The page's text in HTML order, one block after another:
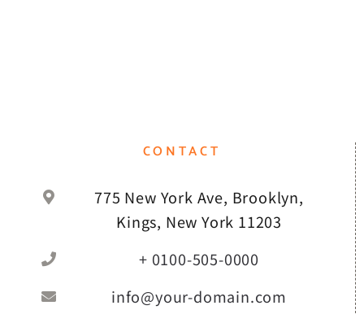
CONTACT
775 New York Ave, Brooklyn,
Kings, New York 11203
+ 0100-505-0000
info@your-domain.com